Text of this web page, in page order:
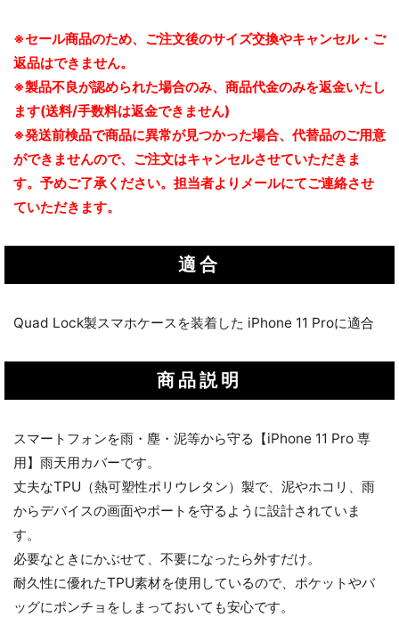
※セール商品のため、ご注文後のサイズ交換やキャンセル・ご
返品はできません。
※製品不良が認められた場合のみ、商品代金のみを返金いたし
ます(送料/手数料は返金できません)
※発送前検品で商品に異常が見つかった場合、代替品のご用意
ができませんので、ご注文はキャンセルさせていただきま
す。予めご了承ください。担当者よりメールにてご連絡させ
ていただきます。
適合
Quad Lock製スマホケースを装着した iPhone 11 Proに適合
商品説明
スマートフォンを雨・塵・泥等から守る【iPhone 11 Pro 専
用】雨天用カバーです。
丈夫なTPU（熱可塑性ポリウレタン）製で、泥やホコリ、雨
からデバイスの画面やポートを守るように設計されていま
す。
必要なときにかぶせて、不要になったら外すだけ。
耐久性に優れたTPU素材を使用しているので、ポケットやバ
ッグにポンチョをしまっておいても安心です。